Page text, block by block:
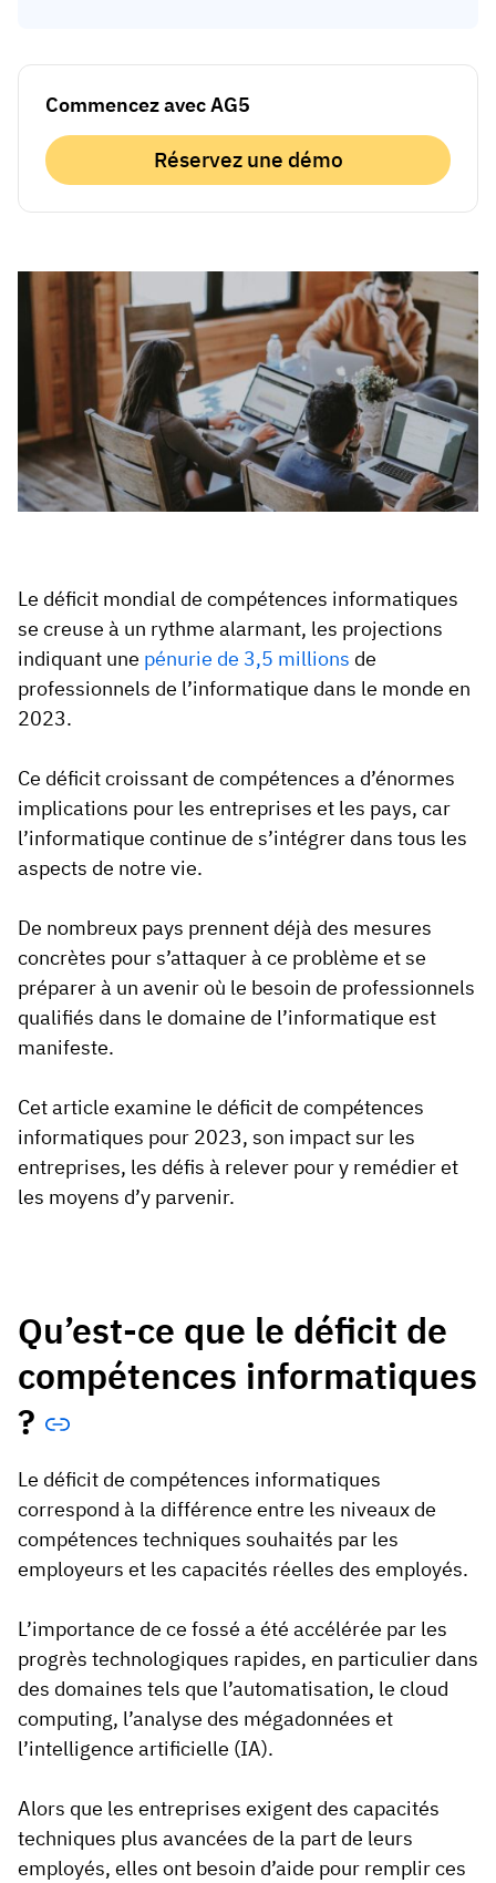
Commencez avec AG5
Réservez une démo
Le déficit mondial de compétences informatiques
se creuse à un rythme alarmant, les projections
indiquant une pénurie de 3,5 millions de
professionnels de l’informatique dans le monde en
2023.
Ce déficit croissant de compétences a d’énormes
implications pour les entreprises et les pays, car
l’informatique continue de s’intégrer dans tous les
aspects de notre vie.
De nombreux pays prennent déjà des mesures
concrètes pour s’attaquer à ce problème et se
préparer à un avenir où le besoin de professionnels
qualifiés dans le domaine de l’informatique est
manifeste.
Cet article examine le déficit de compétences
informatiques pour 2023, son impact sur les
entreprises, les défis à relever pour y remédier et
les moyens d’y parvenir.
Qu’est-ce que le déficit de
compétences informatiques
?
Le déficit de compétences informatiques
correspond à la différence entre les niveaux de
compétences techniques souhaités par les
employeurs et les capacités réelles des employés.
L’importance de ce fossé a été accélérée par les
progrès technologiques rapides, en particulier dans
des domaines tels que l’automatisation, le cloud
computing, l’analyse des mégadonnées et
l’intelligence artificielle (IA).
Alors que les entreprises exigent des capacités
techniques plus avancées de la part de leurs
employés, elles ont besoin d’aide pour remplir ces